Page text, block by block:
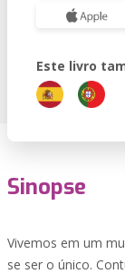
Este livro
Sinopse
Vivemos em um
se ser o único.